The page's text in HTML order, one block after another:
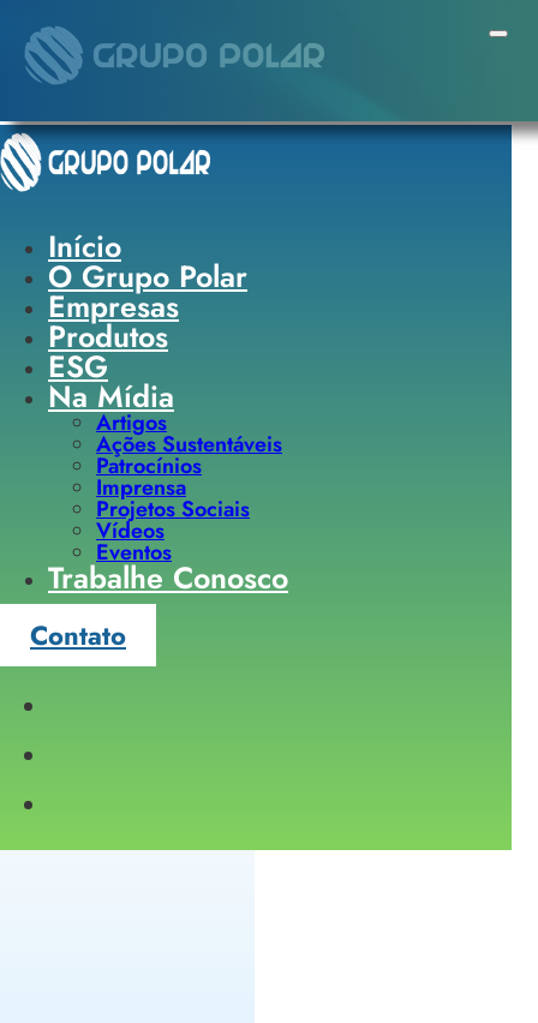
Início
O Grupo Polar
Empresas
Produtos
ESG
Na Mídia
Artigos
Ações Sustentáveis
Patrocínios
Imprensa
Projetos Sociais
Vídeos
Eventos
Trabalhe Conosco
Contato